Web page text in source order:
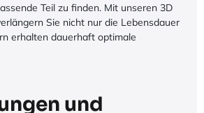
Teil zu finden. Mit unseren 3D
Sie nicht nur die Lebensdauer
erhalten dauerhaft optimale
und